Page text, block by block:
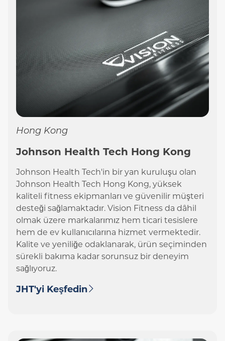
Hong Kong
Johnson Health Tech Hong Kong
Johnson Health Tech'in bir yan kuruluşu olan
Johnson Health Tech Hong Kong, yüksek
kaliteli fitness ekipmanları ve güvenilir müşteri
desteği sağlamaktadır. Vision Fitness da dâhil
olmak üzere markalarımız hem ticari tesislere
hem de ev kullanıcılarına hizmet vermektedir.
Kalite ve yeniliğe odaklanarak, ürün seçiminden
sürekli bakıma kadar sorunsuz bir deneyim
sağlıyoruz.
JHT'yi Keşfedin